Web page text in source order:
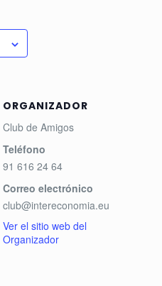
ORGANIZADOR
Club de Amigos
Teléfono
91 616 24 64
Correo electrónico
club@intereconomia.eu
Ver el sitio web del
Organizador